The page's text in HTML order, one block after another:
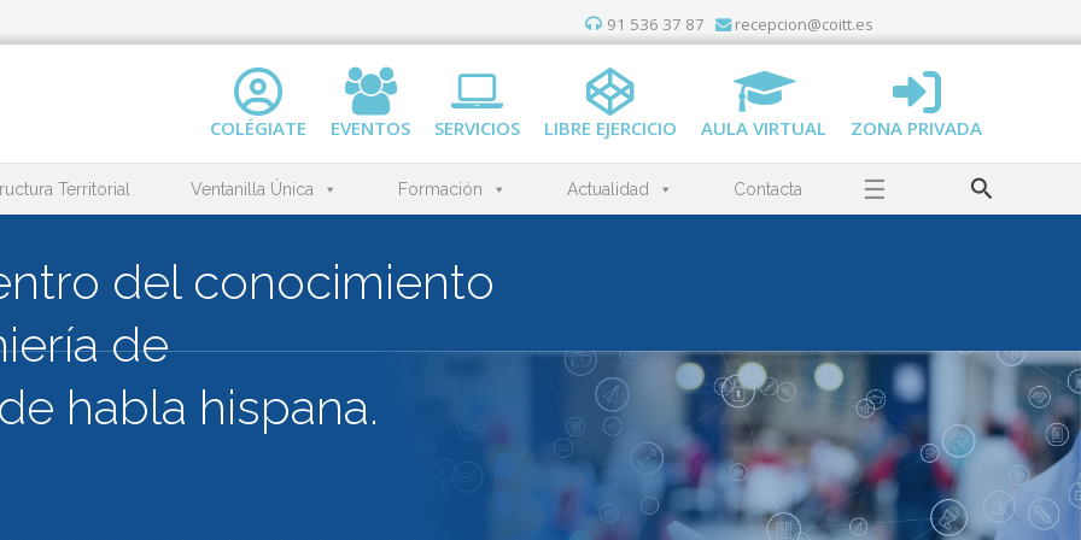
91 536 37 87 recepcion@coitt.es
COLÉGIATE EVENTOS SERVICIOS LIBRE EJERCICIO AULA VIRTUAL ZONA PRIVADA
Territorial Ventanilla Única Formación Actualidad Contacta ☰ Buscar